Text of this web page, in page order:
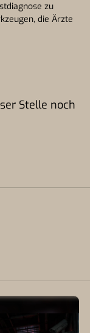
zu
die Ärzte
Stelle noch